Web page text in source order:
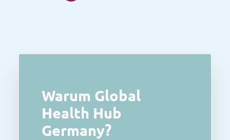
Warum Global
Health Hub
Germany?